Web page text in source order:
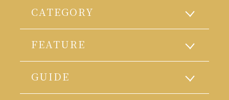
CATEGORY
FEATURE
GUIDE